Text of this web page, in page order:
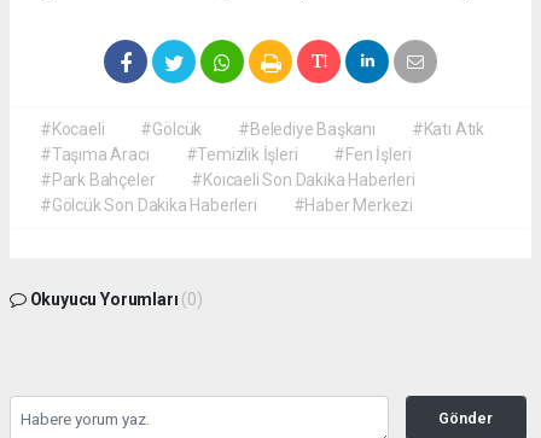
#Kocaeli #Gölcük #Belediye Başkanı
#Katı Atık
#Taşıma Aracı
#Temizlik İşleri
#Fen İşleri
#Park Bahçeler
#Koıcaeli Son Dakika Haberleri
#Gölcük Son Dakika Haberleri
#Haber Merkezi
Okuyucu Yorumları (0)
Gönder